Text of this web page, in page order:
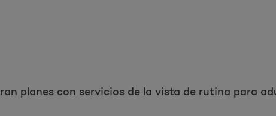
planes con servicios de la vista de rutina para